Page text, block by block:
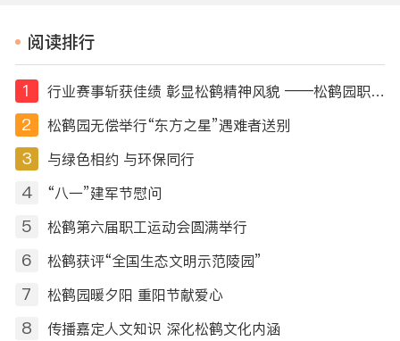
阅读排行
1 行业赛事斩获佳绩 彰显松鹤精神风貌 ——松鹤园职工摘得第十届全国民政行业职业技能竞赛荣誉
2 松鹤园无偿举行“东方之星”遇难者送别
3 与绿色相约 与环保同行
4 “八一”建军节慰问
5 松鹤第六届职工运动会圆满举行
6 松鹤获评“全国生态文明示范陵园”
7 松鹤园暖夕阳 重阳节献爱心
8 传播嘉定人文知识 深化松鹤文化内涵